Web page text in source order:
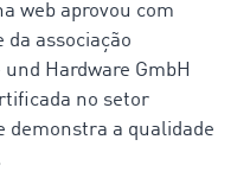
web aprovou com
da associação
Hardware GmbH
no setor
demonstra a qualidade